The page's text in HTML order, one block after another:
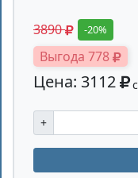
3890 -20%
Выгода 778
Цена: 3112
+